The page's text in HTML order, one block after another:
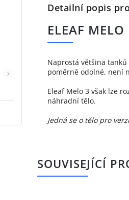
Detailní popis
ELEAF
Naprostá většina
poměrně odolné, není
Eleaf Melo 3 však lze
náhradní tělo.
Jedná se o tělo pro
SOUVISEJÍCÍ